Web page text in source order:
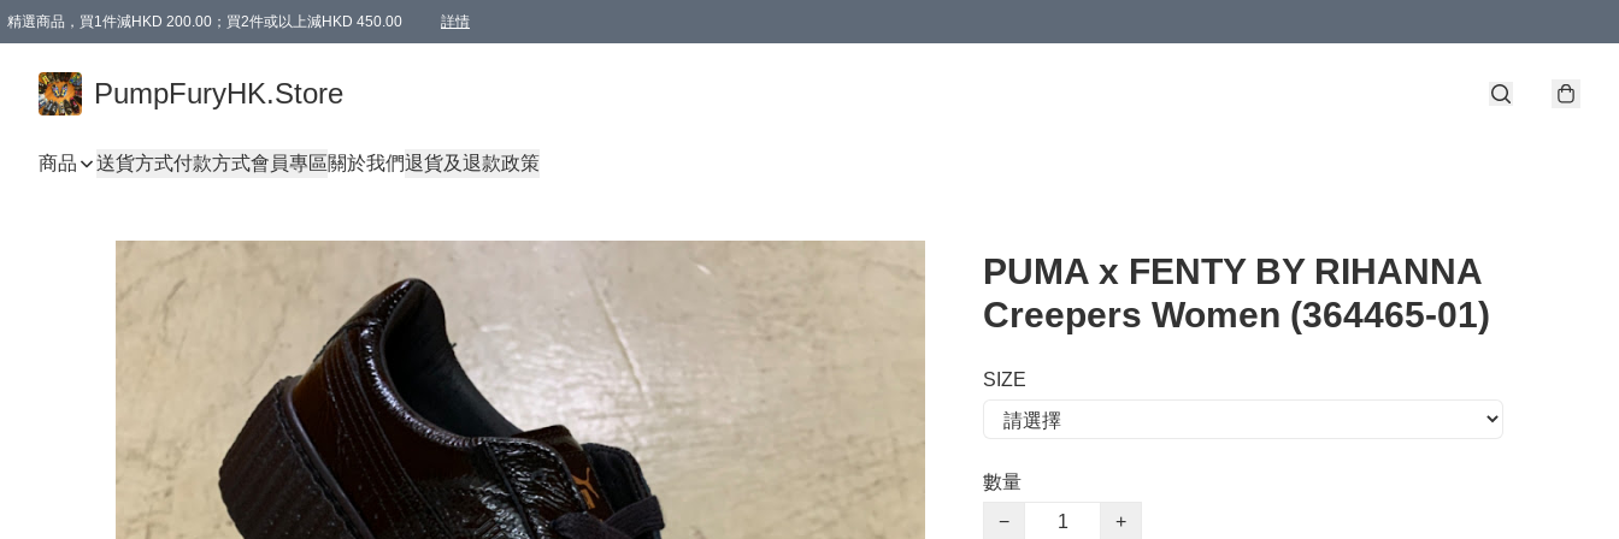
精選商品，買1件減HKD 200.00；買2件或以上減HKD 450.00 詳情
PumpFuryHK.Store
商品 送貨方式付款方式會員專區關於我們退貨及退款政策
PUMA x FENTY BY RIHANNA
Creepers Women (364465-01)
SIZE
數量
−
+